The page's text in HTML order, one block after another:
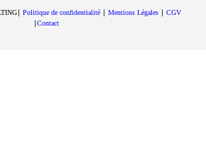
Politique de confidentialité∣ Mentions Légales∣ CGV
∣Contact